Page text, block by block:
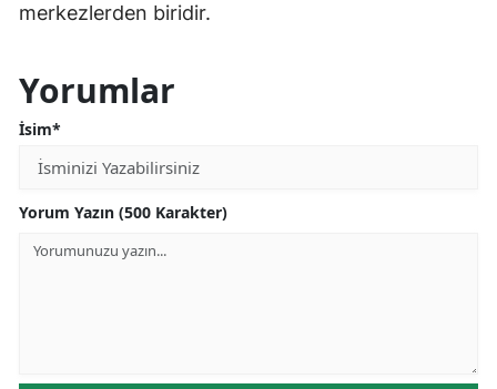
merkezlerden biridir.
Yorumlar
İsim*
Yorum Yazın (500 Karakter)